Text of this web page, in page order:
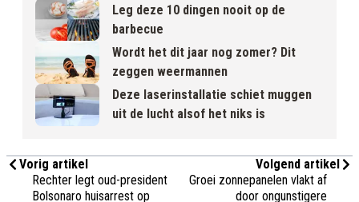
Leg deze 10 dingen nooit op de
barbecue
Wordt het dit jaar nog zomer? Dit
zeggen weermannen
Deze laserinstallatie schiet muggen
uit de lucht alsof het niks is
Vorig artikel
Rechter legt oud-president
Bolsonaro huisarrest op
Volgend artikel
Groei zonnepanelen vlakt af
door ongunstigere